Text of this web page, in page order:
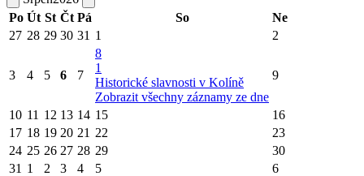
Po Út St Čt Pá So
Ne
27 28 29 30 31 1 2
3 4 5 6 7
8
1
Historické slavnosti v Kolíně
Zobrazit všechny záznamy ze dne
9
10 11 12 13 14 15
16
17 18 19 20 21 22
23
24 25 26 27 28 29
30
31 1 2 3 4 5 6